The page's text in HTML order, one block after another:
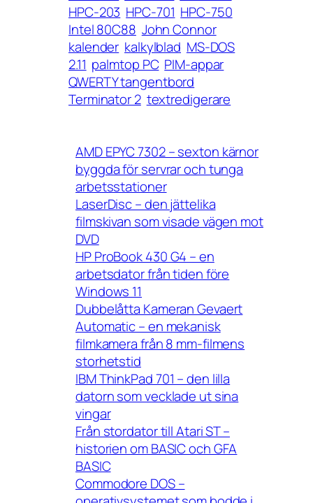
HPC-203 HPC-701 HPC-750
Intel 80C88 John Connor
kalender kalkylblad MS-DOS
2.11 palmtop PC PIM-appar
QWERTY tangentbord
Terminator 2 textredigerare
AMD EPYC 7302 – sexton kärnor
byggda för servrar och tunga
arbetsstationer
LaserDisc – den jättelika
filmskivan som visade vägen mot
DVD
HP ProBook 430 G4 – en
arbetsdator från tiden före
Windows 11
Dubbelåtta Kameran Gevaert
Automatic – en mekanisk
filmkamera från 8 mm-filmens
storhetstid
IBM ThinkPad 701 – den lilla
datorn som vecklade ut sina
vingar
Från stordator till Atari ST –
historien om BASIC och GFA
BASIC
Commodore DOS –